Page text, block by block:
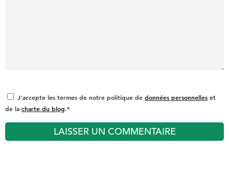
J'accepte les termes de notre politique de données personnelles et
de la charte du blog.*